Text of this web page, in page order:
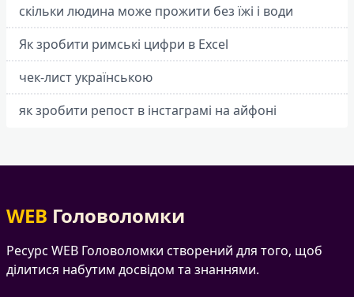
скільки людина може прожити без їжі і води
Як зробити римські цифри в Excel
чек-лист українською
як зробити репост в інстаграмі на айфоні
WEB Головоломки
Ресурс WEB Головоломки створений для того, щоб
ділитися набутим досвідом та знаннями.